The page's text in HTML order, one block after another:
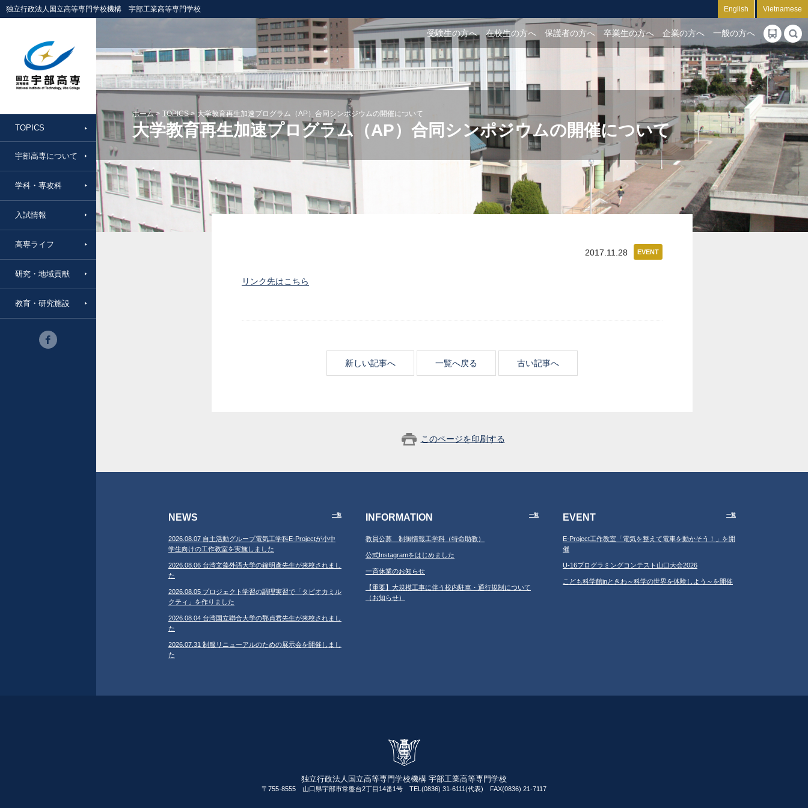
独立行政法人国立高等専門学校機構 宇部工業高等専門学校 English Vietnamese
TOPICS
宇部高専について
学科・専攻科
入試情報
高専ライフ
研究・地域貢献
教育・研究施設
受験生の方へ 在校生の方へ 保護者の方へ 卒業生の方へ 企業の方へ 一般の方へ
ホーム TOPICS 大学教育再生加速プログラム（AP）合同シンポジウムの開催について
大学教育再生加速プログラム（AP）合同シンポジウムの開催について
EVENT
2017.11.28
リンク先はこちら
新しい記事へ 一覧へ戻る 古い記事へ
このページを印刷する
NEWS 一覧
2026.08.07 自主活動グループ電気工学科E-Projectが小中
学生向けの工作教室を実施しました
2026.08.06 台湾文藻外語大学の鐘明彥先生が来校されまし
た
2026.08.05 プロジェクト学習の調理実習で「タピオカミル
クティ」を作りました
2026.08.04 台湾国立聯合大学の鄂貞君先生が来校されまし
た
2026.07.31 制服リニューアルのための展示会を開催しまし
た
INFORMATION 一覧
教員公募 制御情報工学科（特命助教）
公式Instagramをはじめました
一斉休業のお知らせ
【重要】大規模工事に伴う校内駐車・通行規制について
（お知らせ）
EVENT 一覧
E-Project工作教室「電気を整えて電車を動かそう！」を開
催
U-16プログラミングコンテスト山口大会2026
こども科学館inときわ～科学の世界を体験しよう～を開催
独立行政法人国立高等専門学校機構 宇部工業高等専門学校
〒755-8555 山口県宇部市常盤台2丁目14番1号 TEL(0836) 31-6111(代表) FAX(0836) 21-7117